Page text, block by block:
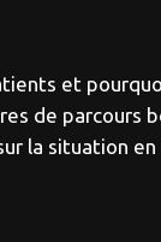
et
de parcours
la situation